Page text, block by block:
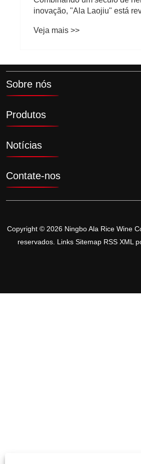
Sobre nós
Produtos
Notícias
Contate-nos
Copyright © 2026 Ningbo Ala Rice Wine
reservados. Links Sitemap RSS XML